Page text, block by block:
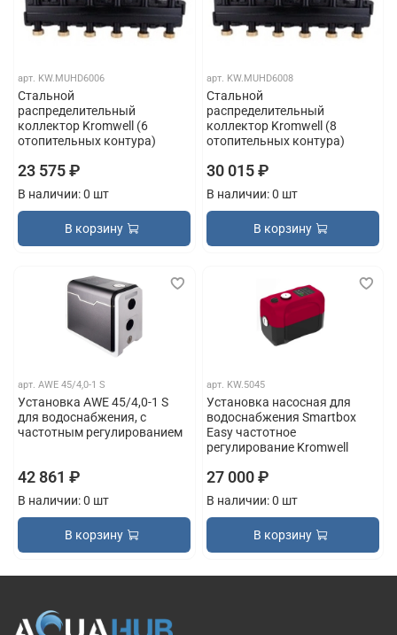
арт. KW.MUHD6006
Стальной
распределительный
коллектор Kromwell (6
отопительных контура)
23 575 ₽
В наличии: 0 шт
В корзину
арт. KW.MUHD6008
Стальной
распределительный
коллектор Kromwell (8
отопительных контура)
30 015 ₽
В наличии: 0 шт
В корзину
арт.AWE 45/4,0-1 S
Установка AWE 45/4,0-1 S
для водоснабжения, с
частотным регулированием
42 861 ₽
В наличии: 0 шт
В корзину
арт. KW.5045
Установка насосная для
водоснабжения Smartbox
Easy частотное
регулирование Kromwell
27 000 ₽
В наличии: 0 шт
В корзину